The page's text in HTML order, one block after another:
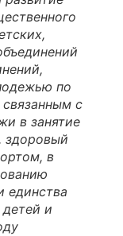
по
с
в занятие
здоровый
в
единства
и